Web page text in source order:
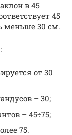
в 45
45
меньше 30 см.
от 30
– 30;
– 45÷75;
75.